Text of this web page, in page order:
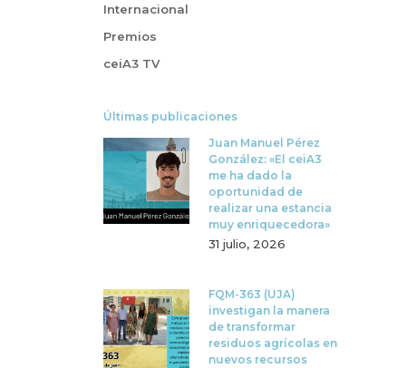
Internacional
Premios
ceiA3 TV
Últimas publicaciones
Juan Manuel Pérez
González: «El ceiA3
me ha dado la
oportunidad de
realizar una estancia
muy enriquecedora»
31 julio, 2026
FQM-363 (UJA)
investigan la manera
de transformar
residuos agrícolas en
nuevos recursos